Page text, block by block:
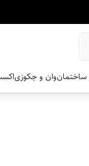
وان و جکوزی